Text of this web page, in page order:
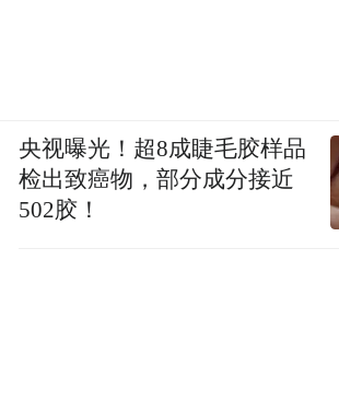
央视曝光！超8成睫毛胶样品
检出致癌物，部分成分接近
502胶！